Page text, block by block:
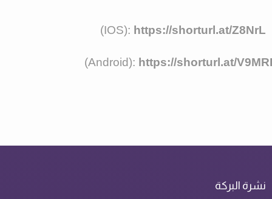
(IOS): https://shorturl.at/Z8NrL
(Android): https://shorturl.at/
نشرة البركة